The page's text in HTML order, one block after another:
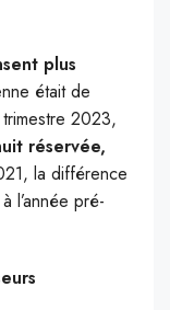
plus
était de
2023,
réservée,
la différence
l’année pré-